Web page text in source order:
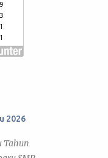
2026
Tahun